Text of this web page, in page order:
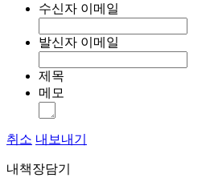
수신자 이메일
발신자 이메일
제목
메모
취소 내보내기
내책장담기